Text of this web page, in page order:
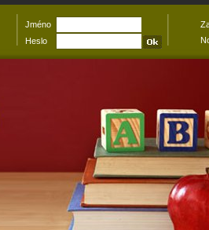
Jméno
Heslo